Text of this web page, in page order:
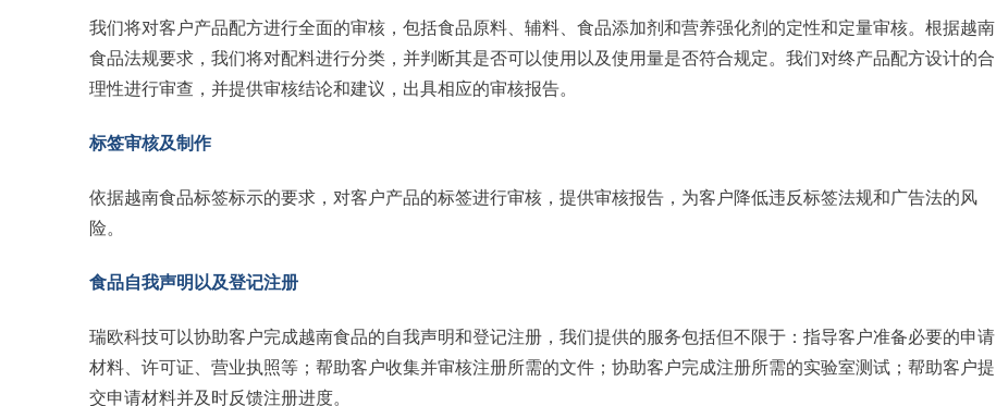
我们将对客户产品配方进行全面的审核，包括食品原料、辅料、食品添加剂和营养强化剂的定性和定量审核。根据越南
食品法规要求，我们将对配料进行分类，并判断其是否可以使用以及使用量是否符合规定。我们对终产品配方设计的合
理性进行审查，并提供审核结论和建议，出具相应的审核报告。
标签审核及制作
依据越南食品标签标示的要求，对客户产品的标签进行审核，提供审核报告，为客户降低违反标签法规和广告法的风
险。
食品自我声明以及登记注册
瑞欧科技可以协助客户完成越南食品的自我声明和登记注册，我们提供的服务包括但不限于：指导客户准备必要的申请
材料、许可证、营业执照等；帮助客户收集并审核注册所需的文件；协助客户完成注册所需的实验室测试；帮助客户提
交申请材料并及时反馈注册进度。